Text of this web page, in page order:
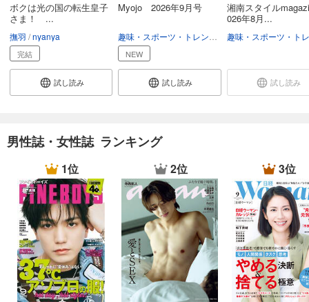
試し読み
あらすじを表示する
Lightning 2024年12月号 Vol.368
1,100
カート
あらすじを表示する
Lightning 2024年11月号 Vol.367
1,100円 (税込)
カート
試し読み
あらすじを表示する
Lightning 2024年10月号 Vol.366
1,100円 (税込)
カート
ボクは光の国の転生皇子
さま！ ...
撫羽 nyanya
完結
試し読み
Myojo 2026年9月号
趣味・生活
NEW
試し読み
湘南スタイル
026年8月...
試し読み
男性誌・女性誌 ランキング
1位 2位 3位